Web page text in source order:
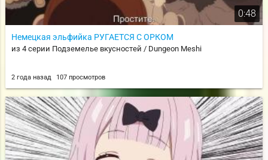
0:48
Немецкая эльфийка РУГАЕТСЯ С ОРКОМ
из 4 серии Подземелье вкусностей / Dungeon Meshi
2 года назад 107 просмотров